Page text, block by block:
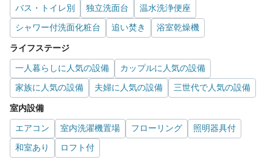
バス・トイレ別 独立洗面台
温水洗浄便座
シャワー付洗面化粧台
追い焚き 浴室乾燥機
ライフステージ
一人暮らしに人気の設備
カップルに人気の設備
家族に人気の設備
夫婦に人気の設備 三世代で人気の設備
室内設備
エアコン 室内洗濯機置場 フローリング
照明器具付
和室あり
ロフト付